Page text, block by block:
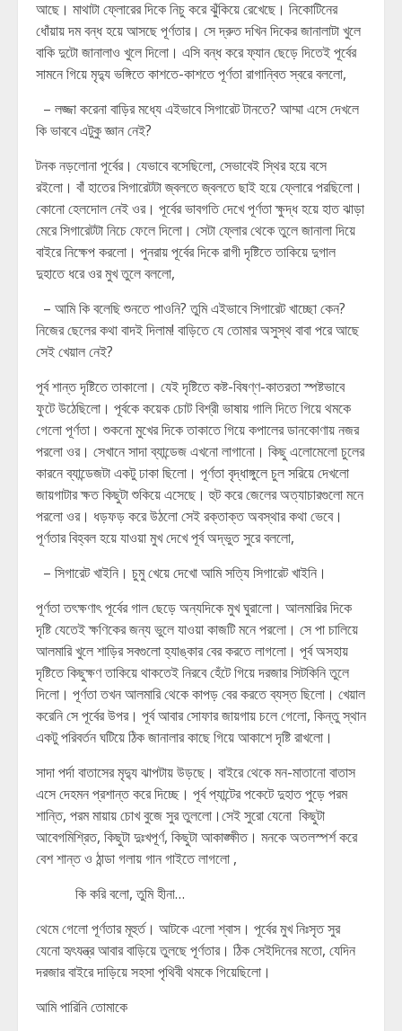
আছে। মাথাটা ফ্লোরের দিকে নিচু করে ঝুঁকিয়ে রেখেছে। নিকোটিনের
ধোঁয়ায় দম বন্ধ হয়ে আসছে পূর্ণতার। সে দ্রুত দখিন দিকের জানালাটা খুলে
বাকি দুটো জানালাও খুলে দিলো। এসি বন্ধ করে ফ্যান ছেড়ে দিতেই পূর্বের
সামনে গিয়ে মৃদ্যু ভঙ্গিতে কাশতে-কাশতে পূর্ণতা রাগান্বিত স্বরে বললো,
– লজ্জা করেনা বাড়ির মধ্যে এইভাবে সিগারেট টানতে? আম্মা এসে দেখলে
কি ভাববে এটুকু জ্ঞান নেই?
টনক নড়লোনা পূর্বের। যেভাবে বসেছিলো, সেভাবেই স্থির হয়ে বসে
রইলো। বাঁ হাতের সিগারেটটা জ্বলতে জ্বলতে ছাই হয়ে ফ্লোরে পরছিলো।
কোনো হেলদোল নেই ওর। পূর্বের ভাবগতি দেখে পূর্ণতা ক্ষুদ্ধ হয়ে হাত ঝাড়া
মেরে সিগারেটটা নিচে ফেলে দিলো। সেটা ফ্লোর থেকে তুলে জানালা দিয়ে
বাইরে নিক্ষেপ করলো। পুনরায় পূর্বের দিকে রাগী দৃষ্টিতে তাকিয়ে দুগাল
দুহাতে ধরে ওর মুখ তুলে বললো,
– আমি কি বলেছি শুনতে পাওনি? তুমি এইভাবে সিগারেট খাচ্ছো কেন?
নিজের ছেলের কথা বাদই দিলাম! বাড়িতে যে তোমার অসুস্থ বাবা পরে আছে
সেই খেয়াল নেই?
পূর্ব শান্ত দৃষ্টিতে তাকালো। যেই দৃষ্টিতে কষ্ট-বিষণ্ণ-কাতরতা স্পষ্টভাবে
ফুটে উঠেছিলো। পূর্বকে কয়েক চোট বিশ্রী ভাষায় গালি দিতে গিয়ে থমকে
গেলো পূর্ণতা। শুকনো মুখের দিকে তাকাতে গিয়ে কপালের ডানকোণায় নজর
পরলো ওর। সেখানে সাদা ব্যান্ডেজ এখনো লাগানো। কিছু এলোমেলো চুলের
কারনে ব্যান্ডেজটা একটু ঢাকা ছিলো। পূর্ণতা বৃদ্ধাঙ্গুলে চুল সরিয়ে দেখলো
জায়গাটার ক্ষত কিছুটা শুকিয়ে এসেছে। হুট করে জেলের অত্যাচারগুলো মনে
পরলো ওর। ধড়ফড় করে উঠলো সেই রক্তাক্ত অবস্থার কথা ভেবে।
পূর্ণতার বিহ্বল হয়ে যাওয়া মুখ দেখে পূর্ব অদ্ভুত সুরে বললো,
– সিগারেট খাইনি। চুমু খেয়ে দেখো আমি সত্যি সিগারেট খাইনি।
পূর্ণতা তৎক্ষণাৎ পূর্বের গাল ছেড়ে অন্যদিকে মুখ ঘুরালো। আলমারির দিকে
দৃষ্টি যেতেই ক্ষণিকের জন্য ভুলে যাওয়া কাজটি মনে পরলো। সে পা চালিয়ে
আলমারি খুলে শাড়ির সবগুলো হ্যাঙ্কার বের করতে লাগলো। পূর্ব অসহায়
দৃষ্টিতে কিছুক্ষণ তাকিয়ে থাকতেই নিরবে হেঁটে গিয়ে দরজার সিটকিনি তুলে
দিলো। পূর্ণতা তখন আলমারি থেকে কাপড় বের করতে ব্যস্ত ছিলো। খেয়াল
করেনি সে পূর্বের উপর। পূর্ব আবার সোফার জায়গায় চলে গেলো, কিন্তু স্থান
একটু পরিবর্তন ঘটিয়ে ঠিক জানালার কাছে গিয়ে আকাশে দৃষ্টি রাখলো।
সাদা পর্দা বাতাসের মৃদ্যু ঝাপটায় উড়ছে। বাইরে থেকে মন-মাতানো বাতাস
এসে দেহমন প্রশান্ত করে দিচ্ছে। পূর্ব প্যান্টের পকেটে দুহাত পুড়ে পরম
শান্তি, পরম মায়ায় চোখ বুজে সুর তুললো।সেই সুরো যেনো কিছুটা
আবেগমিশ্রিত, কিছুটা দুঃখপূর্ণ, কিছুটা আকাঙ্ক্ষীত। মনকে অতলস্পর্শ করে
বেশ শান্ত ও ঠান্ডা গলায় গান গাইতে লাগলো ,
কি করি বলো, তুমি হীনা…
থেমে গেলো পূর্ণতার মূহুর্ত। আটকে এলো শ্বাস। পূর্বের মুখ নিঃসৃত সুর
যেনো হৃৎযন্ত্র আবার বাড়িয়ে তুলছে পূর্ণতার। ঠিক সেইদিনের মতো, যেদিন
দরজার বাইরে দাড়িয়ে সহসা পৃথিবী থমকে গিয়েছিলো।
আমি পারিনি তোমাকে